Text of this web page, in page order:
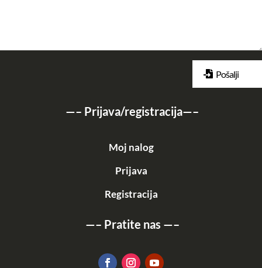
Pošalji
—– Prijava/registracija—–
Moj nalog
Prijava
Registracija
—– Pratite nas —–